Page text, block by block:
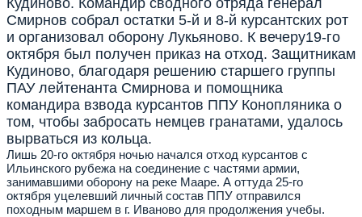
Смирнов собрал остатки 5-й и 8-й курсантских рот
и организовал оборону Лукьяново. К вечеру19-го
октября был получен приказ на отход. Защитникам
Кудиново, благодаря решению старшего группы
ПАУ лейтенанта Смирнова и помощника
командира взвода курсантов ППУ Конопляника о
том, чтобы забросать немцев гранатами, удалось
вырваться из кольца.
Лишь 20-го октября ночью начался отход курсантов с
Ильинского рубежа на соединение с частями армии,
занимавшими оборону на реке Мааре. А оттуда 25-го
октября уцелевший личный состав ППУ отправился
походным маршем в г. Иваново для продолжения учебы.